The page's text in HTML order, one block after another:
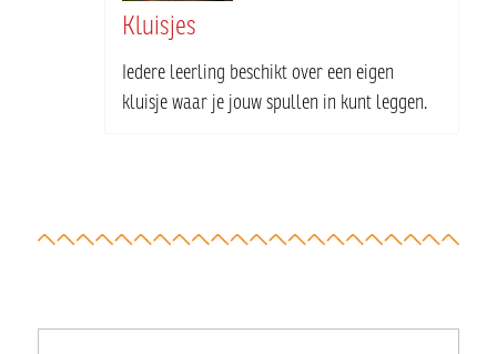
Kluisjes
Iedere leerling beschikt over een eigen
kluisje waar je jouw spullen in kunt leggen.